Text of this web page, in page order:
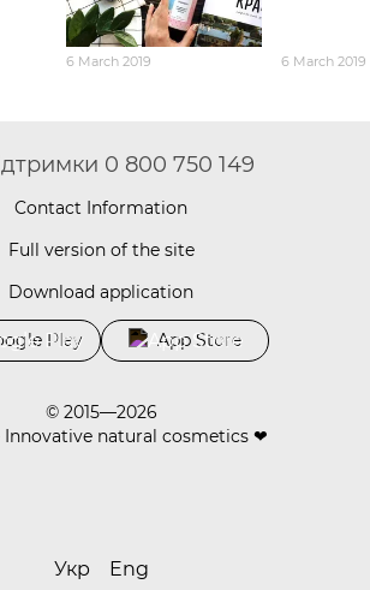
6 March 2019 6 March 2019
0 800 750 149
Contact Information
Full version of the site
Download application
Play App Store
© 2015—2026
Innovative natural cosmetics ❤
Укр Eng